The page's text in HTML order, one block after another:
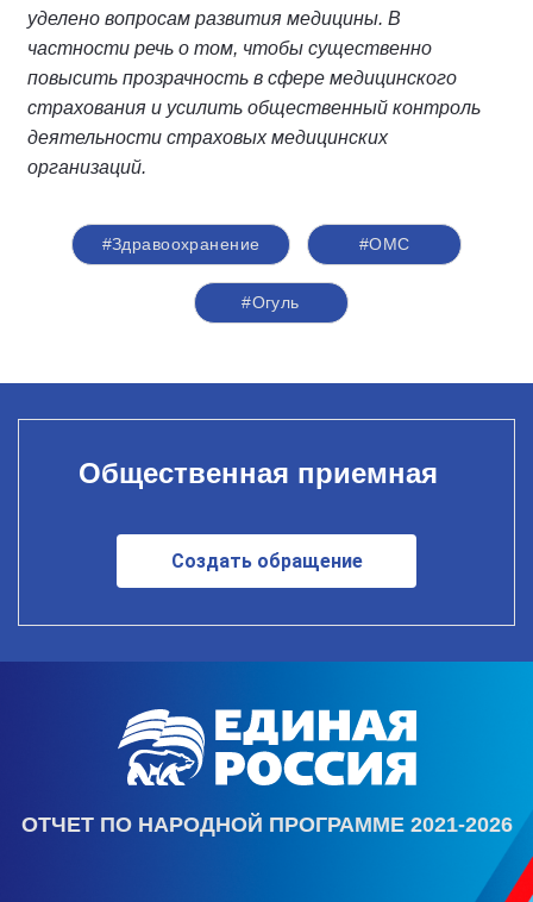
уделено вопросам развития медицины. В
частности речь о том, чтобы существенно
повысить прозрачность в сфере медицинского
страхования и усилить общественный контроль
деятельности страховых медицинских
организаций.
#Здравоохранение #ОМС
#Огуль
Общественная приемная
Создать обращение
ОТЧЕТ ПО НАРОДНОЙ ПРОГРАММЕ 2021-2026